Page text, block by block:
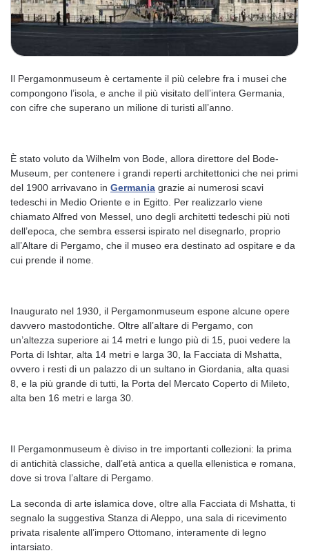
Il Pergamonmuseum è certamente il più celebre fra i musei che
compongono l’isola, e anche il più visitato dell’intera Germania,
con cifre che superano un milione di turisti all’anno.
È stato voluto da Wilhelm von Bode, allora direttore del Bode-
Museum, per contenere i grandi reperti architettonici che nei primi
del 1900 arrivavano in Germania grazie ai numerosi scavi
tedeschi in Medio Oriente e in Egitto. Per realizzarlo viene
chiamato Alfred von Messel, uno degli architetti tedeschi più noti
dell’epoca, che sembra essersi ispirato nel disegnarlo, proprio
all’Altare di Pergamo, che il museo era destinato ad ospitare e da
cui prende il nome.
Inaugurato nel 1930, il Pergamonmuseum espone alcune opere
davvero mastodontiche. Oltre all’altare di Pergamo, con
un’altezza superiore ai 14 metri e lungo più di 15, puoi vedere la
Porta di Ishtar, alta 14 metri e larga 30, la Facciata di Mshatta,
ovvero i resti di un palazzo di un sultano in Giordania, alta quasi
8, e la più grande di tutti, la Porta del Mercato Coperto di Mileto,
alta ben 16 metri e larga 30.
Il Pergamonmuseum è diviso in tre importanti collezioni: la prima
di antichità classiche, dall’età antica a quella ellenistica e romana,
dove si trova l’altare di Pergamo.
La seconda di arte islamica dove, oltre alla Facciata di Mshatta, ti
segnalo la suggestiva Stanza di Aleppo, una sala di ricevimento
privata risalente all’impero Ottomano, interamente di legno
intarsiato.